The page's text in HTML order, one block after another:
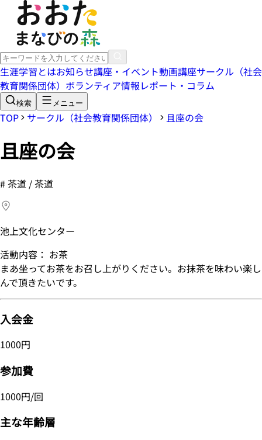
生涯学習とはお知らせ講座・イベント動画講座サークル（社会
教育関係団体） ボランティア情報レポート・コラム
検索 メニュー
TOP サークル（社会教育関係団体） 且座の会
且座の会
#茶道 / 茶道
池上文化センター
活動内容： お茶
まあ坐ってお茶をお召し上がりください。お抹茶を味わい楽し
んで頂きたいです。
入会金
1000円
参加費
1000円/回
主な年齢層